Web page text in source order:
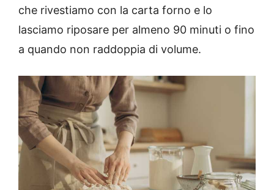
che rivestiamo con la carta forno e lo
lasciamo riposare per almeno 90 minuti o fino
a quando non raddoppia di volume.